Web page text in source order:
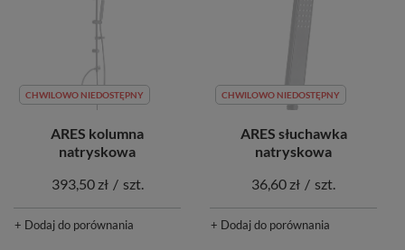
CHWILOWO NIEDOSTĘPNY
ARES kolumna
natryskowa
393,50 zł / szt.
+ Dodaj do porównania
CHWILOWO NIEDOSTĘPNY
ARES słuchawka
natryskowa
36,60 zł / szt.
+ Dodaj do porównania